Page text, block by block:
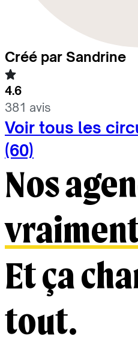
Créé par Sandrine
4.6
381 avis
Voir tous les
(60)
Nos
Et ça
tout.